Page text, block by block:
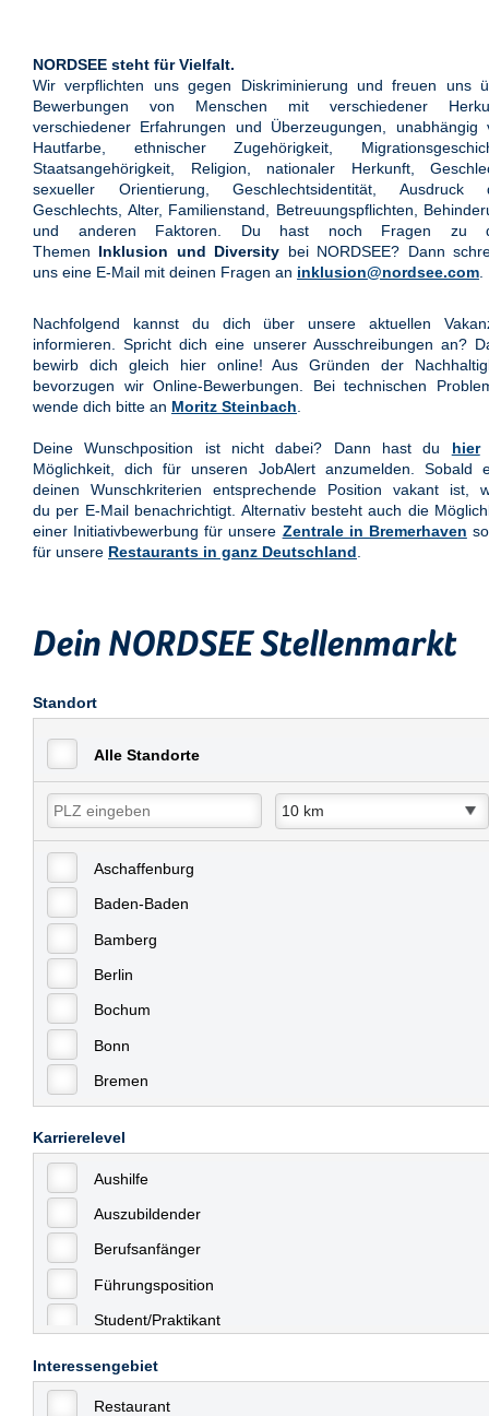
NORDSEE steht für Vielfalt.
Wir verpflichten uns gegen Diskriminierung und freuen uns
Bewerbungen von Menschen mit verschiedener
verschiedener Erfahrungen und Überzeugungen, unabhängig
Hautfarbe, ethnischer Zugehörigkeit,
Staatsangehörigkeit, Religion, nationaler Herkunft,
sexueller Orientierung, Geschlechtsidentität, Ausdruck
Geschlechts, Alter, Familienstand, Betreuungspflichten,
und anderen Faktoren. Du hast noch Fragen zu
Themen Inklusion und Diversity bei NORDSEE? Dann
uns eine E-Mail mit deinen Fragen an inklusion@nordsee.com
Nachfolgend kannst du dich über unsere aktuellen
informieren. Spricht dich eine unserer Ausschreibungen an?
bewirb dich gleich hier online! Aus Gründen der
bevorzugen wir Online-Bewerbungen. Bei technischen
wende dich bitte an Moritz Steinbach
Deine Wunschposition ist nicht dabei? Dann hast du hier
Möglichkeit, dich für unseren JobAlert anzumelden. Sobald
deinen Wunschkriterien entsprechende Position vakant ist,
du per E-Mail benachrichtigt. Alternativ besteht auch die
einer Initiativbewerbung für unsere Zentrale in Bremerhaven
für unsere Restaurants in ganz Deutschland
Dein NORDSEE Stellenmarkt
Standort
Alle Standorte
Aschaffenburg
Baden-Baden
Bamberg
Berlin
Bochum
Bonn
Bremen
Celle
Chemnitz
Dessau
Dresden
Düsseldorf
Erfurt
Essen
Frankfurt
Karrierelevel
Aushilfe
Auszubildender
Berufsanfänger
Führungsposition
Student/Praktikant
Interessengebiet
Restaurant